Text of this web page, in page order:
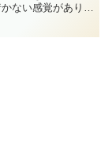
ない感覚がありま